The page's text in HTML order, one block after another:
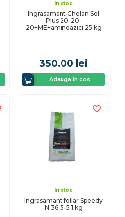
In stoc
Ingrasamant Chelan Sol
Plus 20-20-
20+ME+aminoazici 25 kg
350.00 lei
Adauga in cos
In stoc
Ingrasamant foliar Speedy
N 36-5-5 1 kg